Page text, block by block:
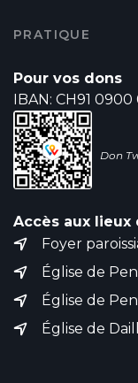
PRATIQUE
Pour vos dons
IBAN: CH91
Don
Accès aux lieux
Foyer
Église de
Église de
Église de